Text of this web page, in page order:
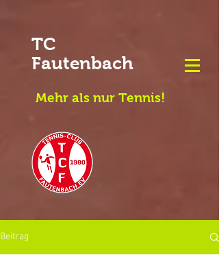
TC
Fautenbach
Mehr als nur Tennis!
Beitrag